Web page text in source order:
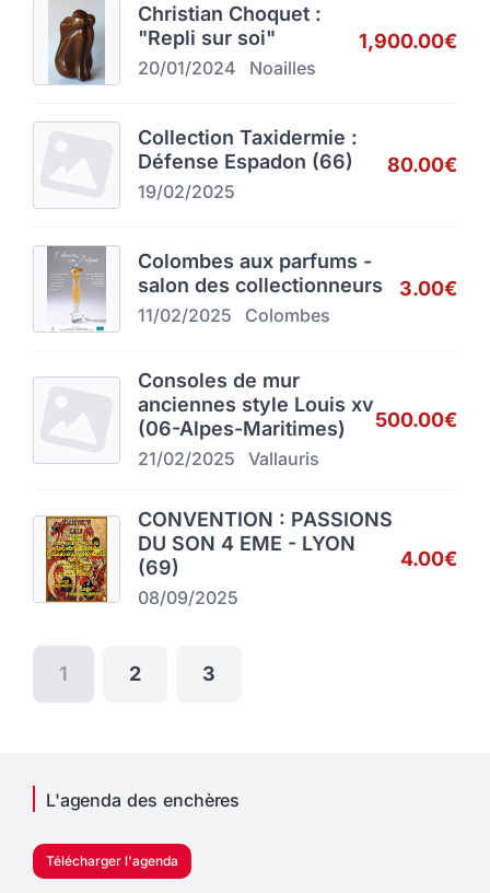
Christian Choquet :
"Repli sur soi"
20/01/2024 Noailles
1,900.00€
Collection Taxidermie :
Défense Espadon (66)
19/02/2025
80.00€
Colombes aux parfums -
salon des collectionneurs
11/02/2025 Colombes
3.00€
Consoles de mur
anciennes style Louis xv
(06-Alpes-Maritimes)
21/02/2025 Vallauris
500.00€
CONVENTION : PASSIONS
DU SON 4 EME - LYON
(69)
08/09/2025
4.00€
1 2 3
L'agenda des enchères
Télécharger l'agenda